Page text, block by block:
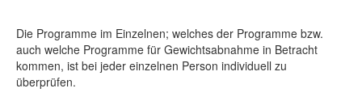
Die Programme im Einzelnen; welches der Programme bzw.
auch welche Programme für Gewichtsabnahme in Betracht
kommen, ist bei jeder einzelnen Person individuell zu
überprüfen.